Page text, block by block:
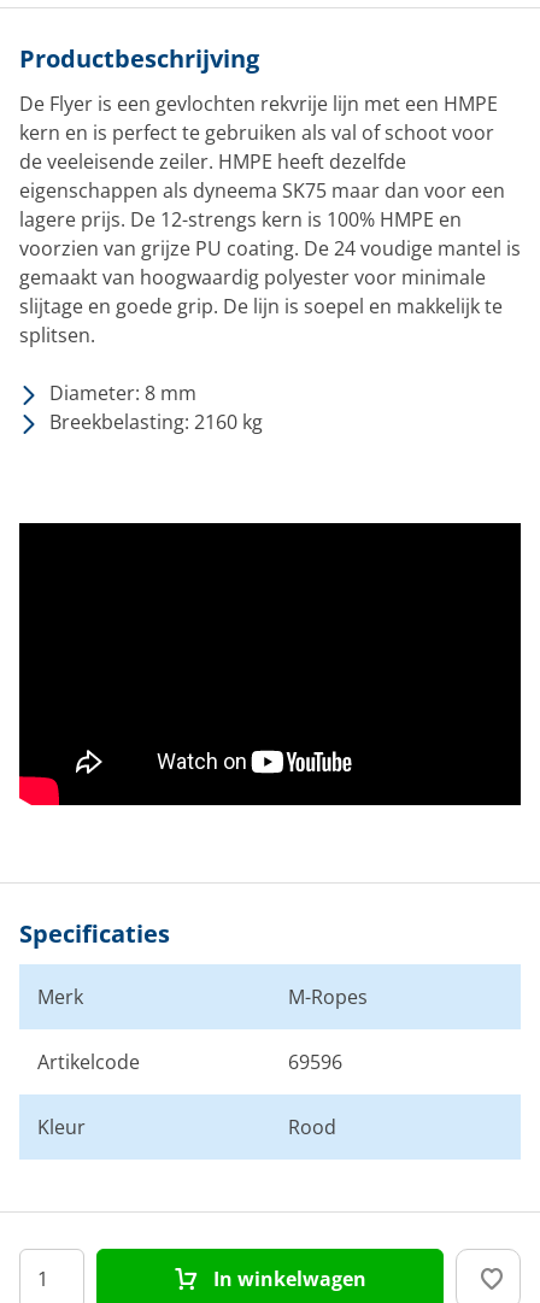
Productbeschrijving
De Flyer is een gevlochten rekvrije lijn met een HMPE
kern en is perfect te gebruiken als val of schoot voor
de veeleisende zeiler. HMPE heeft dezelfde
eigenschappen als dyneema SK75 maar dan voor een
lagere prijs. De 12-strengs kern is 100% HMPE en
voorzien van grijze PU coating. De 24 voudige mantel is
gemaakt van hoogwaardig polyester voor minimale
slijtage en goede grip. De lijn is soepel en makkelijk te
splitsen.
Diameter: 8 mm
Breekbelasting: 2160 kg
Specificaties
Merk M-Ropes
Artikelcode 69596
Kleur Rood
In winkelwagen